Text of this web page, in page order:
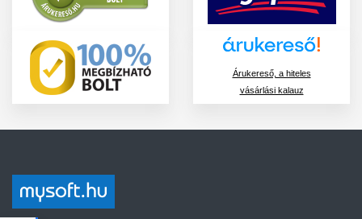
Árukereső, a hiteles
vásárlási kalauz